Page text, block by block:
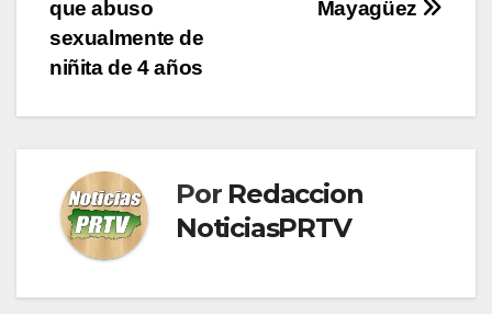
entradas
Mayagüez
que abuso
sexualmente de
niñita de 4 años
Por Redaccion
NoticiasPRTV